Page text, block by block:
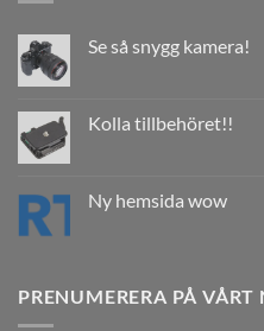
Se så snygg kamera!
Kolla tillbehöret!!
Ny hemsida wow
PRENUMERERA PÅ VÅRT